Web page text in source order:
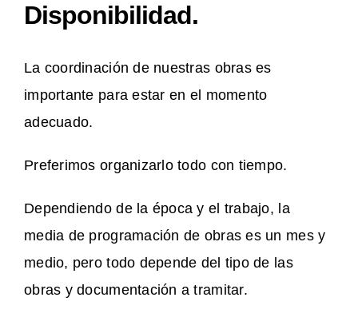
Disponibilidad.
La coordinación de nuestras obras es
importante para estar en el momento
adecuado.
Preferimos organizarlo todo con tiempo.
Dependiendo de la época y el trabajo, la
media de programación de obras es un mes y
medio, pero todo depende del tipo de las
obras y documentación a tramitar.